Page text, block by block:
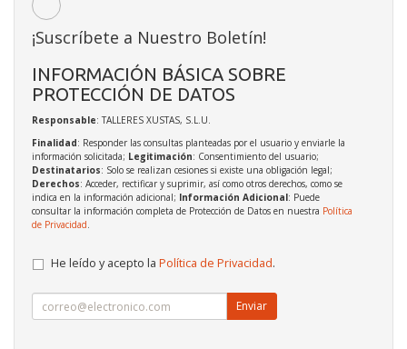
¡Suscríbete a Nuestro Boletín!
INFORMACIÓN BÁSICA SOBRE
PROTECCIÓN DE DATOS
Responsable: TALLERES XUSTAS, S.L.U.
Finalidad: Responder las consultas planteadas por el usuario y enviarle la
información solicitada; Legitimación: Consentimiento del usuario;
Destinatarios: Solo se realizan cesiones si existe una obligación legal;
Derechos: Acceder, rectificar y suprimir, así como otros derechos, como se
indica en la información adicional; Información Adicional: Puede
consultar la información completa de Protección de Datos en nuestra Política
de Privacidad.
He leído y acepto la Política de Privacidad.
Enviar